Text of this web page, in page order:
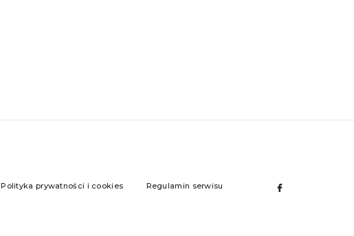
Polityka prywatności i cookies Regulamin serwisu